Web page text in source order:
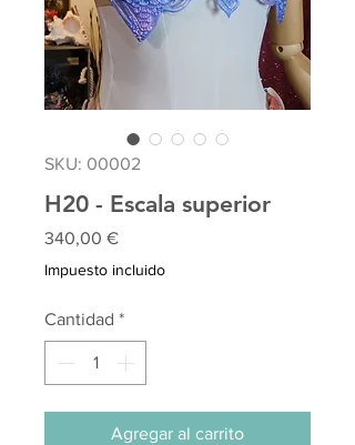
SKU: 00002
H20 - Escala superior
340,00 €Precio
Impuesto incluido
Cantidad *
Agregar al carrito